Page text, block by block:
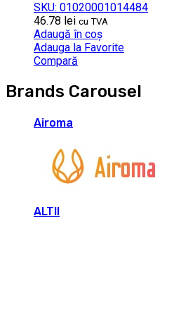
SKU: 01020001014484
46.78 lei cu TVA
Adaugă în coș
Adauga la Favorite
Compară
Brands Carousel
Airoma
ALTII